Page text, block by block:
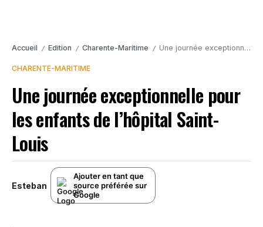
Accueil / Edition / Charente-Maritime / Une journée exceptionnelle pour les enfants de l’hôpital Saint-Louis
CHARENTE-MARITIME
Une journée exceptionnelle pour
les enfants de l’hôpital Saint-
Louis
Esteban
Ajouter en tant que
source préférée sur
Google